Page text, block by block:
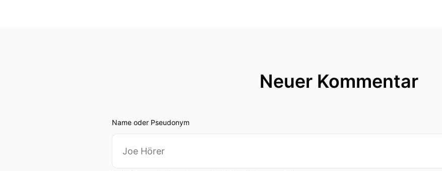
Neuer Kommentar
Name oder Pseudonym